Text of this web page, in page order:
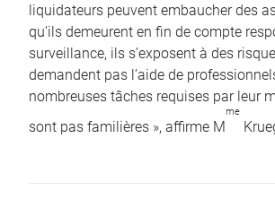
liquidateurs peuvent embaucher des
qu’ils demeurent en fin de compte
surveillance, ils s’exposent à des
demandent pas l’aide de
nombreuses tâches requises par leur
sont pas familières », affirme M
me